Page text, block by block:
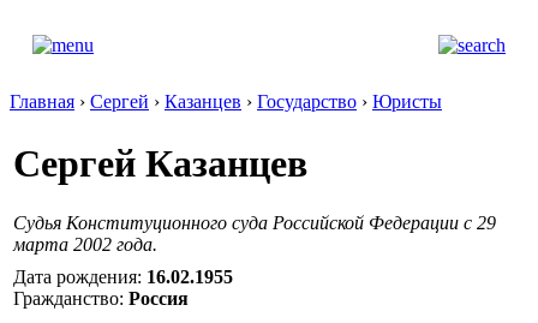
Главная › Сергей › Казанцев › Государство › Юристы
Сергей Казанцев
Судья Конституционного суда Российской Федерации с 29
марта 2002 года.
Дата рождения: 16.02.1955
Гражданство: Россия